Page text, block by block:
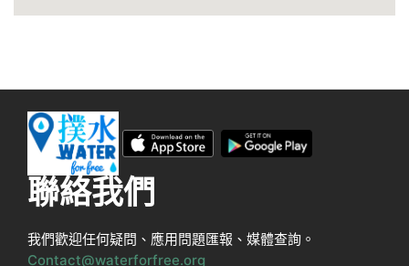
聯絡我們
我們歡迎任何疑問、應用問題匯報、媒體查詢。
Contact@waterforfree.org